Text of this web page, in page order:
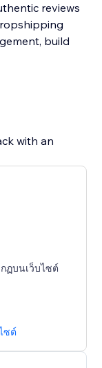
reviews
build
with an
your product
ฏบนเว็บไซต์
ซต์